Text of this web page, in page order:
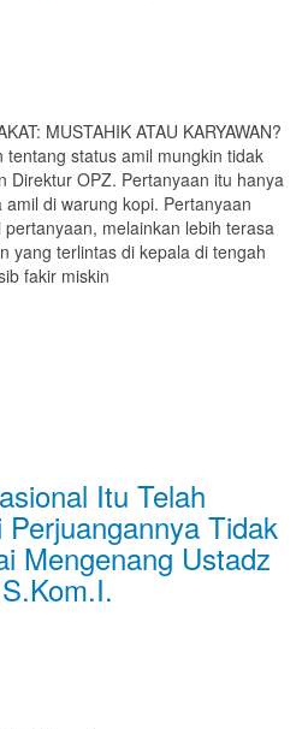
MUSTAHIK ATAU KARYAWAN?
tentang status amil mungkin tidak
Direktur OPZ. Pertanyaan itu hanya
di warung kopi. Pertanyaan
melainkan lebih terasa
yang terlintas di kepala di tengah
fakir miskin
Itu Telah
Tidak
Mengenang Ustadz